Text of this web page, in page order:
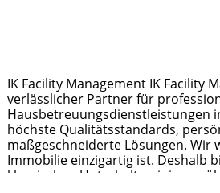
IK Facility Management IK Facility
verlässlicher Partner für
Hausbetreuungsdienstleistungen
höchste Qualitätsstandards,
maßgeschneiderte Lösungen. Wir
Immobilie einzigartig ist. Deshalb
klassischen Unterhaltsreinigung